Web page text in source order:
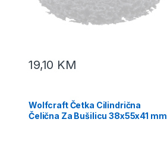
19,10 KM
Wolfcraft Četka Cilindrična
Čelična Za Bušilicu 38x55x41 mm